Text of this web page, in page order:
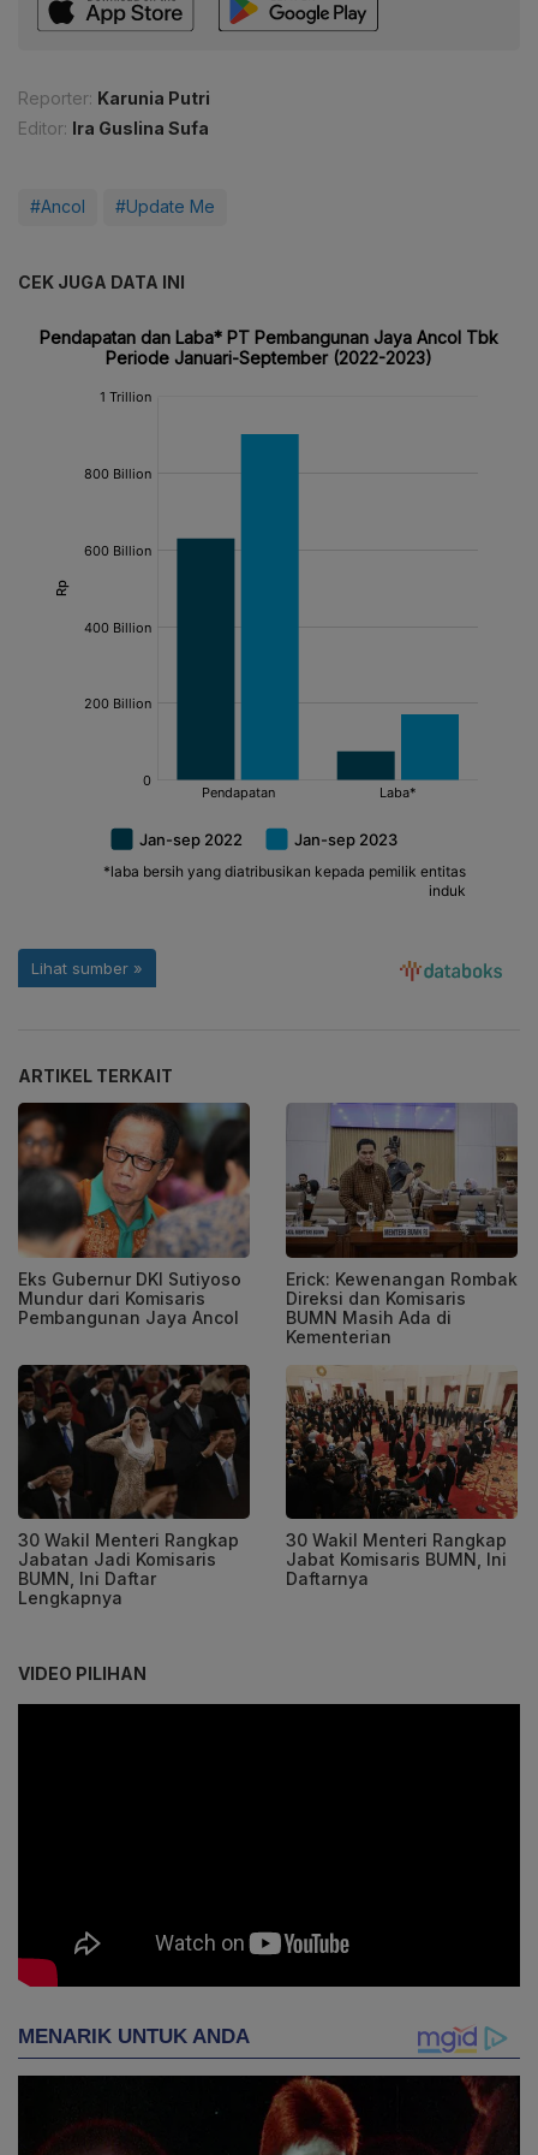
Reporter: Karunia Putri
Editor: Ira Guslina Sufa
#Ancol #Update Me
CEK JUGA DATA INI
ARTIKEL TERKAIT
Eks Gubernur DKI Sutiyoso
Mundur dari Komisaris
Pembangunan Jaya Ancol
Erick: Kewenangan Rombak
Direksi dan Komisaris
BUMN Masih Ada di
Kementerian
30 Wakil Menteri Rangkap
Jabatan Jadi Komisaris
BUMN, Ini Daftar
Lengkapnya
30 Wakil Menteri Rangkap
Jabat Komisaris BUMN, Ini
Daftarnya
VIDEO PILIHAN